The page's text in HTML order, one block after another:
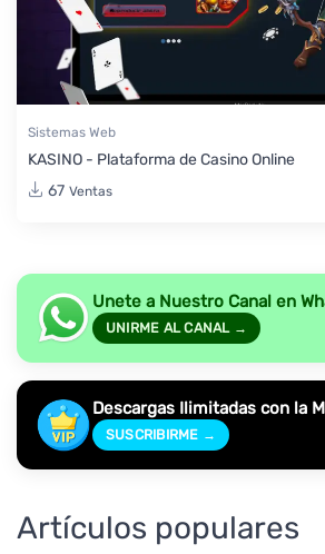
Sistemas Web
KASINO - Plataforma de Casino Online
67 Ventas
Unete a Nuestro Canal en
UNIRME AL CANAL →
Descargas Ilimitadas con la
SUSCRIBIRME →
Artículos populares